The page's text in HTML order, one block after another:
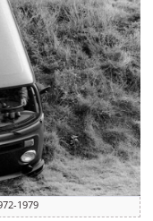
1979